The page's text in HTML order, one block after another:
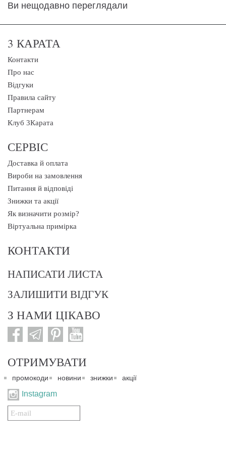
Ви нещодавно переглядали
3 КАРАТА
Контакти
Про нас
Відгуки
Правила сайту
Партнерам
Клуб 3Карата
СЕРВІС
Доставка й оплата
Вироби на замовлення
Питання й відповіді
Знижки та акції
Як визначити розмір?
Віртуальна примірка
КОНТАКТИ
НАПИСАТИ ЛИСТА
ЗАЛИШИТИ ВІДГУК
З НАМИ ЦІКАВО
ОТРИМУВАТИ
промокоди новини знижки акції
Instagram
Подписаться
на